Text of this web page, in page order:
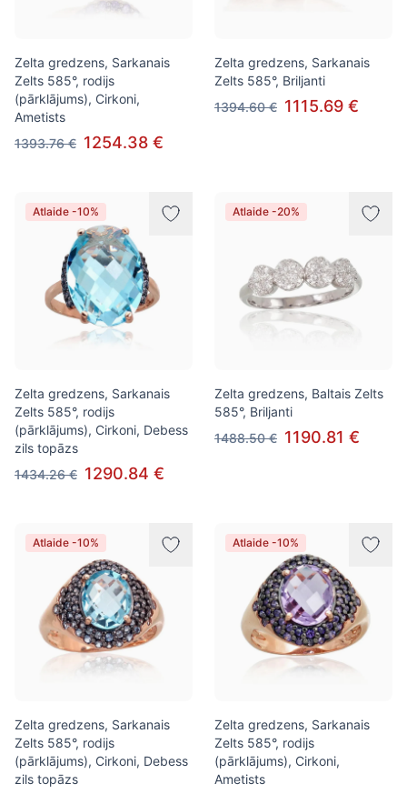
Zelta gredzens, Sarkanais
Zelts 585°, rodijs
(pārklājums), Cirkoni,
Ametists
1393.76 € 1254.38 €
Zelta gredzens, Sarkanais
Zelts 585°, Briljanti
1394.60 € 1115.69 €
Atlaide -10%
Zelta gredzens, Sarkanais
Zelts 585°, rodijs
(pārklājums), Cirkoni, Debess
zils topāzs
1434.26 € 1290.84 €
Atlaide -20%
Zelta gredzens, Baltais Zelts
585°, Briljanti
1488.50 € 1190.81 €
Atlaide -10%
Zelta gredzens, Sarkanais
Zelts 585°, rodijs
(pārklājums), Cirkoni, Debess
zils topāzs
Atlaide -10%
Zelta gredzens, Sarkanais
Zelts 585°, rodijs
(pārklājums), Cirkoni,
Ametists